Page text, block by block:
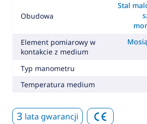
Obudowa
Stal
Element pomiarowy w
kontakcie z medium
Typ manometru
Temperatura medium
3 lata gwarancji